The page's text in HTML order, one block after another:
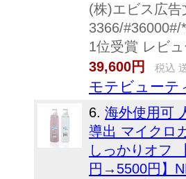
(株)エビス広
3366/
1位受賞 レビ
39,600円
税込
モテビューテ
6. 海外使用可
導出 マイクロ
しっかりオフ
円→5500円】